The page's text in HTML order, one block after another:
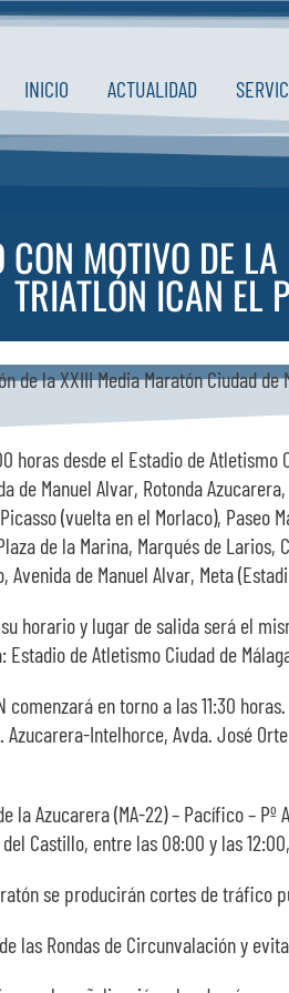
INICIO ACTUALIDAD
MOTIVO DE
TRIATLÓN ICAN EL
la XXIII Media Maratón Ciudad
horas desde el Estadio de
Manuel Alvar, Rotonda
(vuelta en el Morlaco),
de la Marina, Marqués de
de Manuel Alvar, Meta
horario y lugar de salida será el
de Atletismo Ciudad de
en torno a las 11:30
Azucarera-Intelhorce, Avda. José
Azucarera (MA-22) – Pacífico – Pº
Castillo, entre las 08:00 y las
se producirán cortes de tráfico
las Rondas de Circunvalación y